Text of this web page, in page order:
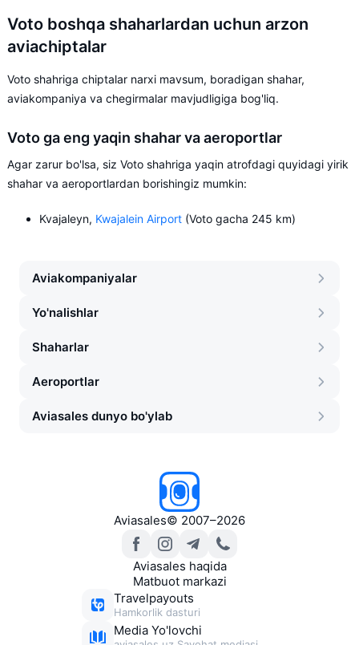
Voto boshqa shaharlardan uchun arzon
aviachiptalar
Voto shahriga chiptalar narxi mavsum, boradigan shahar,
aviakompaniya va chegirmalar mavjudligiga bog'liq.
Voto ga eng yaqin shahar va aeroportlar
Agar zarur bo'lsa, siz Voto shahriga yaqin atrofdagi quyidagi yirik
shahar va aeroportlardan borishingiz mumkin:
Kvajaleyn, Kwajalein Airport (Voto gacha 245 km)
Aviakompaniyalar
Yo'nalishlar
Shaharlar
Aeroportlar
Aviasales dunyo bo'ylab
Aviasales© 2007–2026
Aviasales haqida
Matbuot markazi
Travelpayouts
Hamkorlik dasturi
Media Yo'lovchi